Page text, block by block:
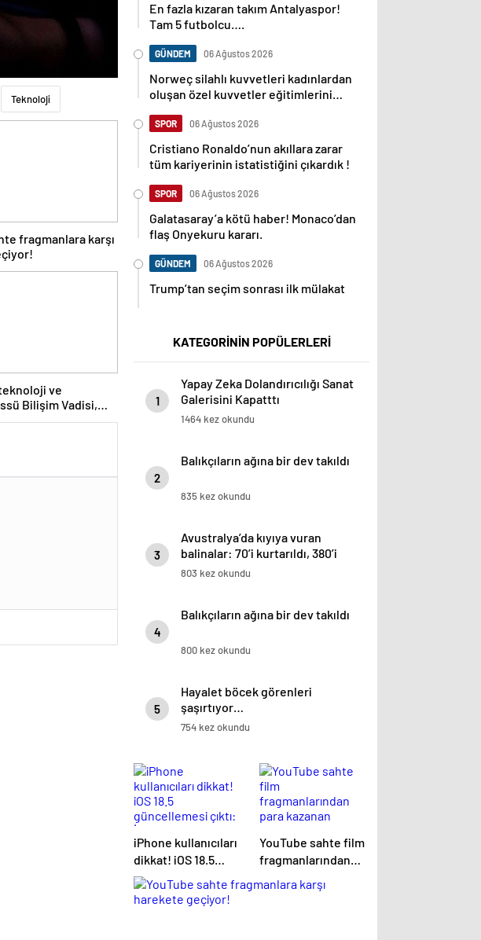
Teknoloji
fragmanlara karşı
ve
Bilişim Vadisi,
sağlıyor
En fazla kızaran takım Antalyaspor!
Tam 5 futbolcu….
GÜNDEM 06 Ağustos 2026
Norweç silahlı kuvvetleri kadınlardan
oluşan özel kuvvetler eğitimlerini
SPOR 06 Ağustos 2026
Cristiano Ronaldo’nun akıllara zarar
tüm kariyerinin istatistiğini çıkardık !
SPOR 06 Ağustos 2026
Galatasaray’a kötü haber! Monaco’dan
flaş Onyekuru kararı.
GÜNDEM 06 Ağustos 2026
Trump’tan seçim sonrası ilk mülakat
KATEGORİNİN POPÜLERLERİ
1
Yapay Zeka Dolandırıcılığı Sanat
Galerisini Kapatttı
1464 kez okundu
2
Balıkçıların ağına bir dev takıldı
835 kez okundu
3
Avustralya’da kıyıya vuran
balinalar: 70’i kurtarıldı, 380’i
öldü
803 kez okundu
4
Balıkçıların ağına bir dev takıldı
800 kez okundu
5
Hayalet böcek görenleri
şaşırtıyor…
754 kez okundu
iPhone kullanıcıları
dikkat! iOS 18.5
güncellemesi çıktı:
İşte tüm yenilikler
YouTube sahte film
fragmanlarından
para kazanan
kanallara müdahale